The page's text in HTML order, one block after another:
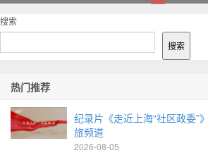
搜索
搜索
热门推荐
纪录片《走近上海“社区政委”
旅频道
2026-08-05